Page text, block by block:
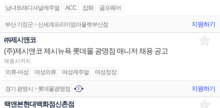
남녀트래디셔널캐주얼 ACC 잡화 골프웨어
부산 기장군 > 신세계프리미엄아울렛부산점 지원하기
㈜제시앤코
(주)제시앤코 제시뉴욕 롯데몰 광명점 매니저 채용 공고
채용시까지
의류-여성 여성의류 여성캐주얼 여성정장
경기 광명시 > 롯데몰광명점 지원하기
랙앤본현대백화점신촌점